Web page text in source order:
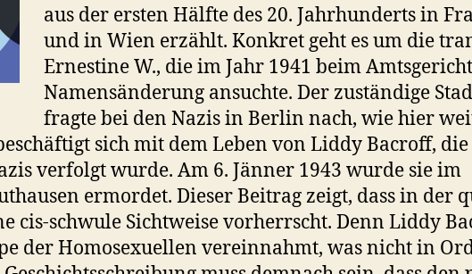
aus der ersten Hälfte des 20. Jahrhunderts in
und in Wien erzählt. Konkret geht es um die
Ernestine W., die im Jahr 1941 beim
Namensänderung ansuchte. Der zuständige
fragte bei den Nazis in Berlin nach, wie hier
sich mit dem Leben von Liddy Bacroff, die
verfolgt wurde. Am 6. Jänner 1943 wurde sie im
ermordet. Dieser Beitrag zeigt, dass in der
cis-schwule Sichtweise vorherrscht. Denn Liddy
der Homosexuellen vereinnahmt, was nicht in